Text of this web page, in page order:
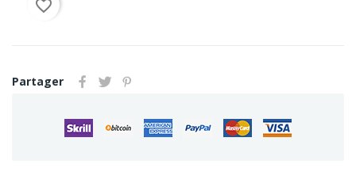
favorite_border
Partager